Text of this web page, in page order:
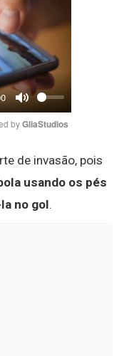
Mute
by GliaStudios
de invasão, pois
usando os pés
no gol.